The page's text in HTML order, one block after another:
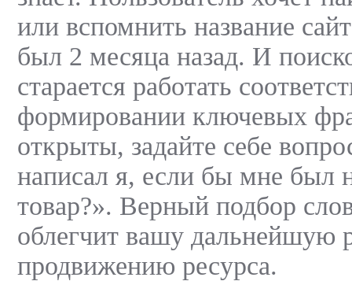
или вспомнить название
был 2 месяца назад. И
старается работать
формировании ключевых
открыты, задайте себе
написал я, если бы мне был
товар?». Верный подбор
облегчит вашу дальнейшую
продвижению ресурса.